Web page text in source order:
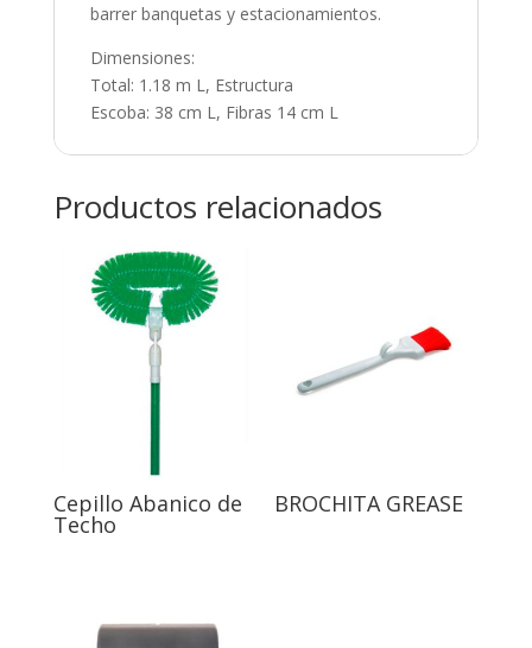
barrer banquetas y estacionamientos.
Dimensiones:
Total: 1.18 m L, Estructura
Escoba: 38 cm L, Fibras 14 cm L
Productos relacionados
Cepillo Abanico de
Techo
BROCHITA GREASE